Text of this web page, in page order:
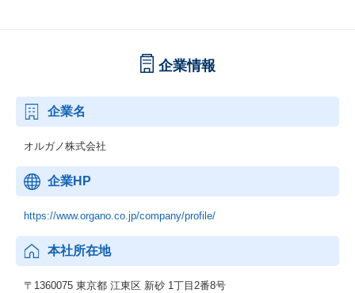
企業情報
企業名
オルガノ株式会社
企業HP
https://www.organo.co.jp/company/profile/
本社所在地
〒1360075 東京都 江東区 新砂 1丁目2番8号